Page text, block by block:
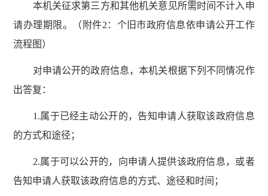
本机关征求第三方和其他机关意见所需时间不计入申
请办理期限。（附件2：个旧市政府信息依申请公开工作
流程图）
对申请公开的政府信息，本机关根据下列不同情况作
出答复：
1.属于已经主动公开的，告知申请人获取该政府信息
的方式和途径；
2.属于可以公开的，向申请人提供该政府信息，或者
告知申请人获取该政府信息的方式、途径和时间；